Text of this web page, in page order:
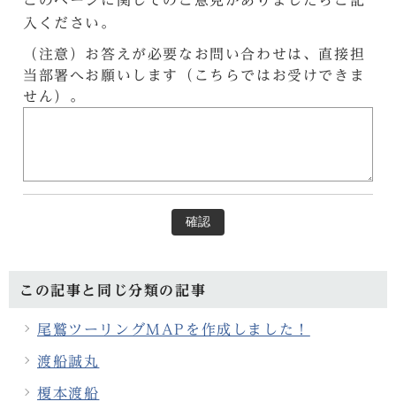
入ください。
（注意）お答えが必要なお問い合わせは、直接担
当部署へお願いします（こちらではお受けできま
せん）。
確認
この記事と同じ分類の記事
尾鷲ツーリングMAPを作成しました！
渡船誠丸
榎本渡船